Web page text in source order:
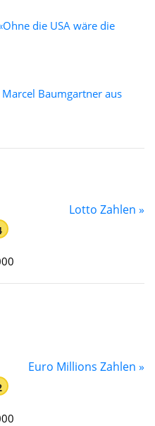
die USA wäre die
Baumgartner aus
Lotto Zahlen »
Euro Millions Zahlen »